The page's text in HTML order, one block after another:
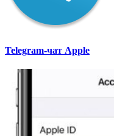
Telegram-чат Apple